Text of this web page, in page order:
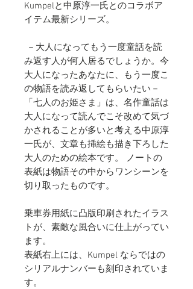
Kumpelと中原淳一氏とのコラボア
イテム最新シリーズ。
－大人になってもう一度童話を読
み返す人が何人居るでしょうか。今
大人になったあなたに、もう一度こ
の物語を読み返してもらいたい－
「七人のお姫さま」は、名作童話は
大人になって読んでこそ改めて気づ
かされることが多いと考える中原淳
一氏が、文章も挿絵も描き下ろした
大人のための絵本です。 ノートの
表紙は物語その中からワンシーンを
切り取ったものです。
乗車券用紙に凸版印刷されたイラス
トが、素敵な風合いに仕上がってい
ます。
表紙右上には、Kumpel ならではの
シリアルナンバーも刻印されていま
す。